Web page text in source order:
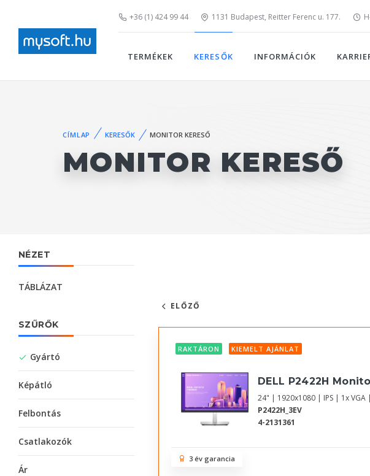
+36 (1) 424 99 44 1131 Budapest, Reitter Ferenc u. 177.
TERMÉKEK KERESŐK INFORMÁCIÓK
CÍMLAP KERESŐK MONITOR KERESŐ
MONITOR KERESŐ
NÉZET
TÁBLÁZAT
SZŰRŐK
Gyártó
Képátló
Felbontás
Csatlakozók
Ár
ELŐZŐ
RAKTÁRON KIEMELT AJÁNLAT
DELL P2422H
24" | 1920x1080 | IPS | 1x VGA
P2422H_3EV
4-2131361
3 év garancia